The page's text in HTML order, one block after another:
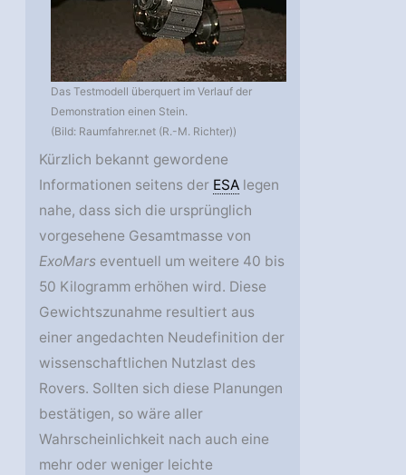
Das Testmodell überquert im Verlauf der
Demonstration einen Stein.
(Bild: Raumfahrer.net (R.-M. Richter))
Kürzlich bekannt gewordene
Informationen seitens der ESA legen
nahe, dass sich die ursprünglich
vorgesehene Gesamtmasse von
ExoMars eventuell um weitere 40 bis
50 Kilogramm erhöhen wird. Diese
Gewichtszunahme resultiert aus
einer angedachten Neudefinition der
wissenschaftlichen Nutzlast des
Rovers. Sollten sich diese Planungen
bestätigen, so wäre aller
Wahrscheinlichkeit nach auch eine
mehr oder weniger leichte